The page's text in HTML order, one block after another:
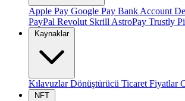
Apple Pay Google Pay Bank Account
PayPal Revolut Skrill AstroPay Trustly
Kaynaklar
KılavuzlarDönüştürücü Ticaret Fiyatlar
NFT